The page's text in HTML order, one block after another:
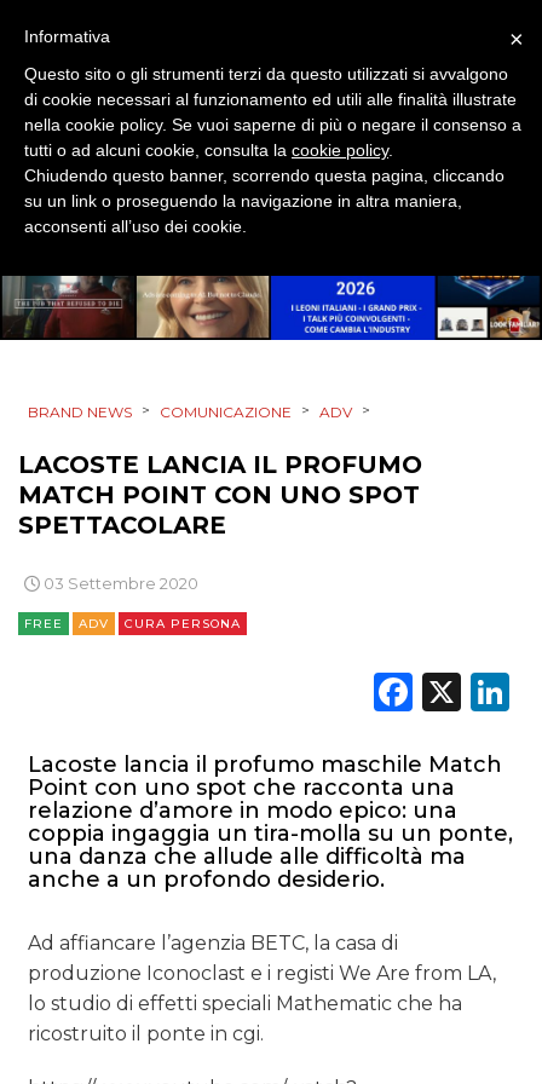
DESIGN
EVENTI
MOBILE
PROMOZIONI
PRODOTTI
PUNTI VENDITA
CSR
STRATEGIE
DIGITALE
EDITORIA
ESTERNA
TV
BRAND NEWS > COMUNICAZIONE > ADV >
LACOSTE LANCIA IL PROFUMO
MATCH POINT CON UNO SPOT
SPETTACOLARE
03 Settembre 2020
FREE ADV CURA PERSONA
X
Lacoste lancia il profumo maschile Match
Point con uno spot che racconta una
relazione d’amore in modo epico: una
coppia ingaggia un tira-molla su un ponte,
una danza che allude alle difficoltà ma
anche a un profondo desiderio.
Ad affiancare l’agenzia BETC, la casa di
produzione Iconoclast e i registi We Are from LA,
lo studio di effetti speciali Mathematic che ha
ricostruito il ponte in cgi.
×
Informativa
Questo sito o gli strumenti terzi da questo utilizzati si avvalgono
di cookie necessari al funzionamento ed utili alle finalità illustrate
nella cookie policy. Se vuoi saperne di più o negare il consenso a
tutti o ad alcuni cookie, consulta la cookie policy.
Chiudendo questo banner, scorrendo questa pagina, cliccando
su un link o proseguendo la navigazione in altra maniera,
acconsenti all’uso dei cookie.